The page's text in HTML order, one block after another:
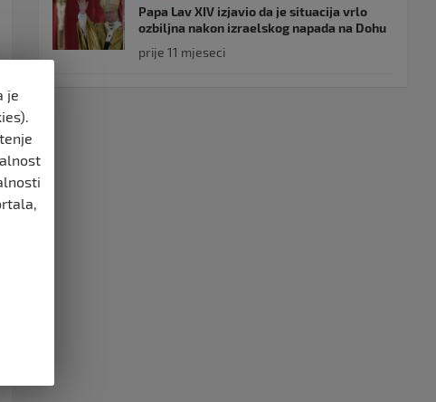
Papa Lav XIV izjavio da je situacija vrlo
ozbiljna nakon izraelskog napada na Dohu
prije 11 mjeseci
je